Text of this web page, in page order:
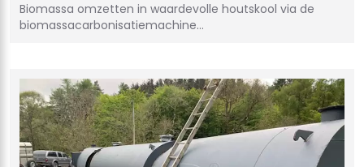
Biomassa omzetten in waardevolle houtskool via de
biomassacarbonisatiemachine…